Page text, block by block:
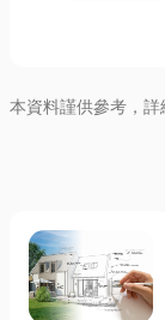
本資料謹供參考，詳